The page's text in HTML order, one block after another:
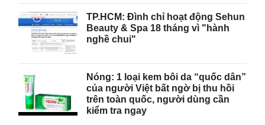
TP.HCM: Đình chỉ hoạt động Sehun
Beauty & Spa 18 tháng vì "hành
nghề chui"
Nóng: 1 loại kem bôi da “quốc dân”
của người Việt bất ngờ bị thu hồi
trên toàn quốc, người dùng cần
kiểm tra ngay